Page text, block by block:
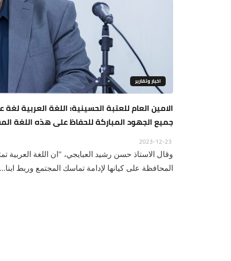
اخبار وتقارير
الامين العام للعتبة الحسينية: اللغة العربية
جميع الجهود المباركة للحفاظ على هذه اللغة
وقال الاستاذ حسن رشيد العبايجي، "ان اللغة
المحافظة على كيانها لإدامة تماسك المجتمع وربط ابنا...